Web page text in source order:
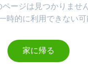
ージは見つかりませ
時的に利用できない可
家に帰る